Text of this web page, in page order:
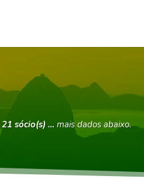
21 sócio(s) … mais dados abaixo.